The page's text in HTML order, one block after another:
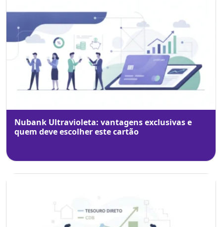
Nubank Ultravioleta: vantagens exclusivas e
quem deve escolher este cartão